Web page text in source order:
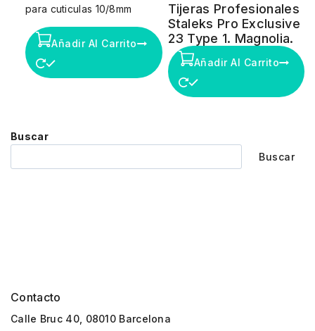
para cuticulas 10/8mm
Añadir Al Carrito
Tijeras Profesionales
Staleks Pro Exclusive
23 Type 1. Magnolia.
Añadir Al Carrito
Buscar
Buscar
Contacto
Calle Bruc 40, 08010 Barcelona